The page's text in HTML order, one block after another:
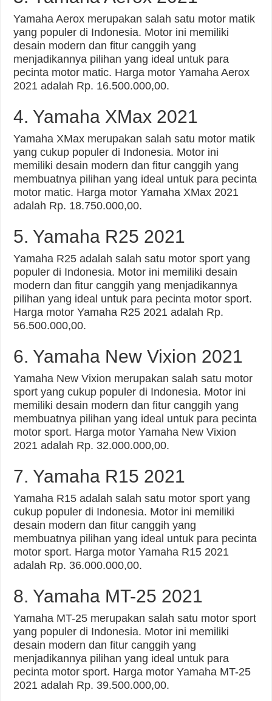
Yamaha Aerox merupakan salah satu motor matik
yang populer di Indonesia. Motor ini memiliki
desain modern dan fitur canggih yang
menjadikannya pilihan yang ideal untuk para
pecinta motor matic. Harga motor Yamaha Aerox
2021 adalah Rp. 16.500.000,00.
4. Yamaha XMax 2021
Yamaha XMax merupakan salah satu motor matik
yang cukup populer di Indonesia. Motor ini
memiliki desain modern dan fitur canggih yang
membuatnya pilihan yang ideal untuk para pecinta
motor matic. Harga motor Yamaha XMax 2021
adalah Rp. 18.750.000,00.
5. Yamaha R25 2021
Yamaha R25 adalah salah satu motor sport yang
populer di Indonesia. Motor ini memiliki desain
modern dan fitur canggih yang menjadikannya
pilihan yang ideal untuk para pecinta motor sport.
Harga motor Yamaha R25 2021 adalah Rp.
56.500.000,00.
6. Yamaha New Vixion 2021
Yamaha New Vixion merupakan salah satu motor
sport yang cukup populer di Indonesia. Motor ini
memiliki desain modern dan fitur canggih yang
membuatnya pilihan yang ideal untuk para pecinta
motor sport. Harga motor Yamaha New Vixion
2021 adalah Rp. 32.000.000,00.
7. Yamaha R15 2021
Yamaha R15 adalah salah satu motor sport yang
cukup populer di Indonesia. Motor ini memiliki
desain modern dan fitur canggih yang
membuatnya pilihan yang ideal untuk para pecinta
motor sport. Harga motor Yamaha R15 2021
adalah Rp. 36.000.000,00.
8. Yamaha MT-25 2021
Yamaha MT-25 merupakan salah satu motor sport
yang populer di Indonesia. Motor ini memiliki
desain modern dan fitur canggih yang
menjadikannya pilihan yang ideal untuk para
pecinta motor sport. Harga motor Yamaha MT-25
2021 adalah Rp. 39.500.000,00.